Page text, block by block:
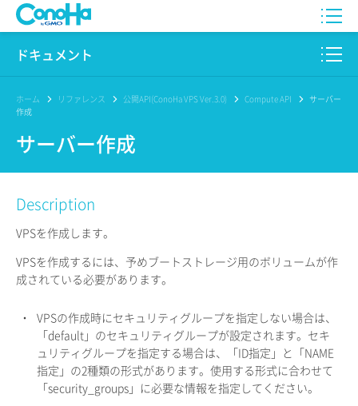
WING
Pencil
サービス一覧
サポート
ログイン
ドキュメント
このサイトについて
プロダクト
リファレンス
リリースノート
ホーム リファレンス 公開API(ConoHa VPS Ver.3.0) Compute API
サーバー
作成
サーバー作成
Description
VPSを作成します。
VPSを作成するには、予めブートストレージ用のボリュームが作
成されている必要があります。
・
VPSの作成時にセキュリティグループを指定しない場合は、
「default」のセキュリティグループが設定されます。セキ
ュリティグループを指定する場合は、「ID指定」と「NAME
指定」の2種類の形式があります。使用する形式に合わせて
「security_groups」に必要な情報を指定してください。